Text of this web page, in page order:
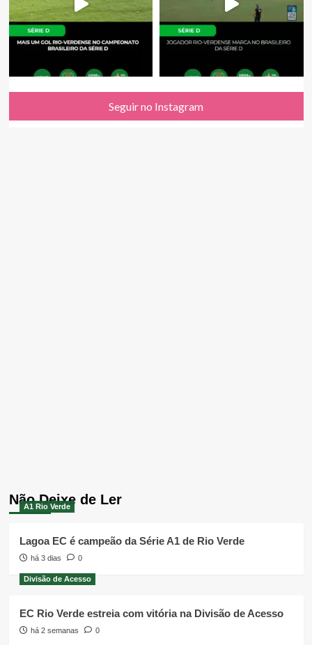
Seguir no Instagram
Não Deixe de Ler
A1 Rio Verde
Lagoa EC é campeão da Série A1 de Rio Verde
há 3 dias 0
Divisão de Acesso
EC Rio Verde estreia com vitória na Divisão de Acesso
há 2 semanas 0